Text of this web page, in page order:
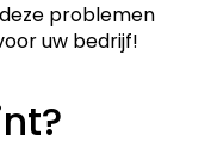
problemen
uw bedrijf!